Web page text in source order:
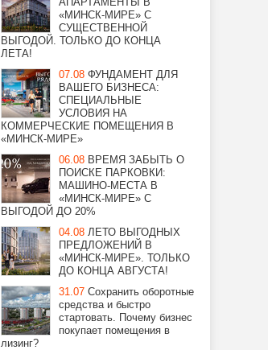
«МИНСК-МИРЕ» С
СУЩЕСТВЕННОЙ
ВЫГОДОЙ. ТОЛЬКО ДО КОНЦА
ЛЕТА!
07.08 ФУНДАМЕНТ ДЛЯ
ВАШЕГО БИЗНЕСА:
СПЕЦИАЛЬНЫЕ
УСЛОВИЯ НА
КОММЕРЧЕСКИЕ ПОМЕЩЕНИЯ В
«МИНСК-МИРЕ»
06.08 ВРЕМЯ ЗАБЫТЬ О
ПОИСКЕ ПАРКОВКИ:
МАШИНО-МЕСТА В
«МИНСК-МИРЕ» С
ВЫГОДОЙ ДО 20%
04.08 ЛЕТО ВЫГОДНЫХ
ПРЕДЛОЖЕНИЙ В
«МИНСК-МИРЕ». ТОЛЬКО
ДО КОНЦА АВГУСТА!
31.07 Сохранить оборотные
средства и быстро
стартовать. Почему бизнес
покупает помещения в
лизинг?